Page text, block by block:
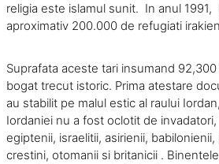
religia este islamul sunit. In anul
aproximativ 200.000 de refugiati
Suprafata aceste tari insumand
bogat trecut istoric. Prima atestare
au stabilit pe malul estic al raului
Iordaniei nu a fost oclotit de
egiptenii, israelitii, asirienii,
crestini, otomanii si britanicii .